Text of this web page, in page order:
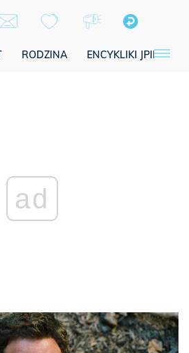
RODZINA ENCYKLIKI JPII
ad